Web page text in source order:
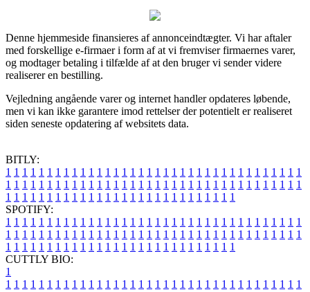
Denne hjemmeside finansieres af annonceindtægter. Vi har aftaler
med forskellige e-firmaer i form af at vi fremviser firmaernes varer,
og modtager betaling i tilfælde af at den bruger vi sender videre
realiserer en bestilling.
Vejledning angående varer og internet handler opdateres løbende,
men vi kan ikke garantere imod rettelser der potentielt er realiseret
siden seneste opdatering af websitets data.
BITLY:
1 1 1 1 1 1 1 1 1 1 1 1 1 1 1 1 1 1 1 1 1 1 1 1 1 1 1 1 1 1 1 1 1 1 1 1
1 1 1 1 1 1 1 1 1 1 1 1 1 1 1 1 1 1 1 1 1 1 1 1 1 1 1 1 1 1 1 1 1 1 1 1
1 1 1 1 1 1 1 1 1 1 1 1 1 1 1 1 1 1 1 1 1 1 1 1 1 1 1 1
SPOTIFY:
1 1 1 1 1 1 1 1 1 1 1 1 1 1 1 1 1 1 1 1 1 1 1 1 1 1 1 1 1 1 1 1 1 1 1 1
1 1 1 1 1 1 1 1 1 1 1 1 1 1 1 1 1 1 1 1 1 1 1 1 1 1 1 1 1 1 1 1 1 1 1 1
1 1 1 1 1 1 1 1 1 1 1 1 1 1 1 1 1 1 1 1 1 1 1 1 1 1 1 1
CUTTLY BIO:
1
1 1 1 1 1 1 1 1 1 1 1 1 1 1 1 1 1 1 1 1 1 1 1 1 1 1 1 1 1 1 1 1 1 1 1 1